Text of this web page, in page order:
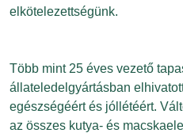
elkötelezettségünk.
Több mint 25 éves vezető
állateledelgyártásban
egészségéért és jóllétéért.
az összes kutya- és